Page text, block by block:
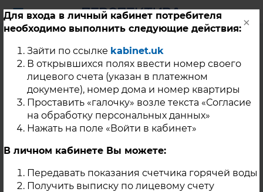
Для входа в личный кабинет потребителя
необходимо выполнить следующие действия:
Зайти по ссылке kabinet.uk
В открывшихся полях ввести номер своего
лицевого счета (указан в платежном
документе), номер дома и номер квартиры
Проставить «галочку» возле текста «Согласие
на обработку персональных данных»
Нажать на поле «Войти в кабинет»
В личном кабинете Вы можете:
Передавать показания счетчика горячей воды
Получить выписку по лицевому счету
×
Уважаемые жители г.
Касли!
19 Ноября 2021
В связи с проведением ремонтных работ на теплотрассе
планируется прекращение подачи теплоносителя на
нужды отопления и ГВС 22.11.2021г. с 08-00 до 17-00
(ориентировочно). Под отключение попадают следующие
ул. Победы 1;